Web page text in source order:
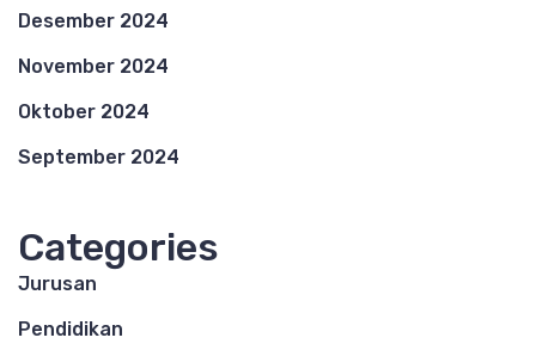
Desember 2024
November 2024
Oktober 2024
September 2024
Categories
Jurusan
Pendidikan